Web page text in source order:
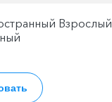
Взрослый